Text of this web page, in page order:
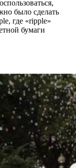
было сделать
где «ripple»
бумаги